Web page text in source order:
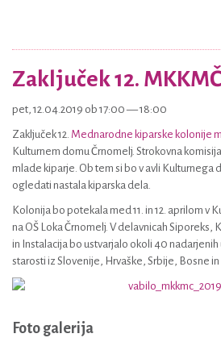
Zaključek 12. MKKMČ
pet, 12.04.2019 ob 17:00 — 18:00
Zaključek 12. Mednarodne kiparske kolonije
Kulturnem domu Črnomelj. Strokovna
mlade kiparje. Ob tem si bo v avli Kulturnega
ogledati nastala kiparska dela.
Kolonija bo potekala med 11. in 12. aprilom v
na OŠ Loka Črnomelj. V delavnicah Siporeks,
in Instalacija bo ustvarjalo okoli 40 nadarjenih
starosti iz Slovenije, Hrvaške, Srbije, Bosne
Foto galerija